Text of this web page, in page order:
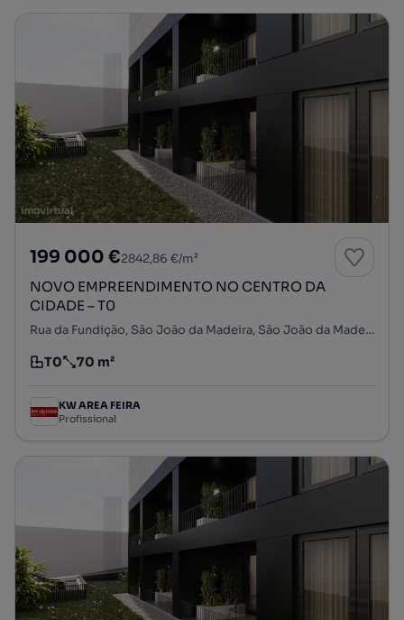
199 000 €2842,86 €/m²
NOVO EMPREENDIMENTO NO CENTRO DA
CIDADE – T0
Rua da Fundição, São João da Madeira, São João da Madeira, Aveiro
Tipologia
T0
Preço por metro quadrado
70 m²
KW AREA FEIRA
Profissional